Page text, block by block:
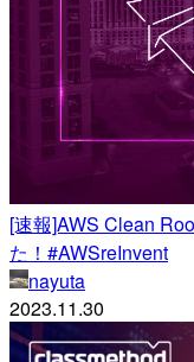
[速報]AWS Clean
た！#AWSreInvent
nayuta
2023.11.30